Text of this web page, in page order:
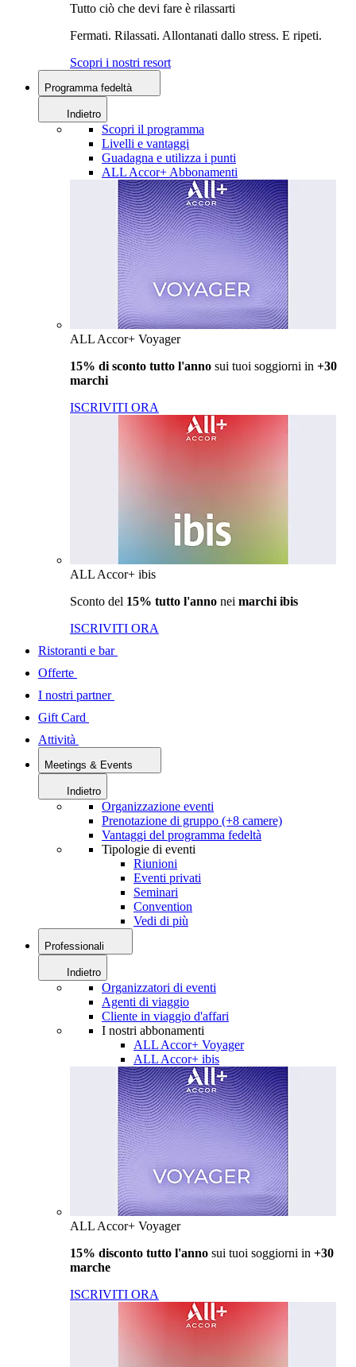
Tutto ciò che devi fare è rilassarti
Fermati. Rilassati. Allontanati dallo stress. E ripeti.
Scopri i nostri resort
Programma fedeltà
Indietro
Scopri il programma
Livelli e vantaggi
Guadagna e utilizza i punti
ALL Accor+ Abbonamenti
ALL Accor+ Voyager
15% di sconto tutto l'anno sui tuoi soggiorni in +30
marchi
ISCRIVITI ORA
ALL Accor+ ibis
Sconto del 15% tutto l'anno nei marchi ibis
ISCRIVITI ORA
Ristoranti e bar
Offerte
I nostri partner
Gift Card
Attività
Meetings & Events
Indietro
Organizzazione eventi
Prenotazione di gruppo (+8 camere)
Vantaggi del programma fedeltà
Tipologie di eventi
Riunioni
Eventi privati
Seminari
Convention
Vedi di più
Professionali
Indietro
Organizzatori di eventi
Agenti di viaggio
Cliente in viaggio d'affari
I nostri abbonamenti
ALL Accor+ Voyager
ALL Accor+ ibis
ALL Accor+ Voyager
15% disconto tutto l'anno sui tuoi soggiorni in +30
marche
ISCRIVITI ORA